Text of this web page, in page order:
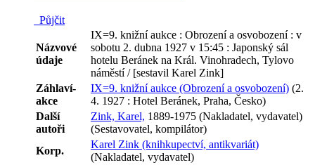
Půjčit
Názvové
údaje
IX=9. knižní aukce : Obrození a osvobození : v
sobotu 2. dubna 1927 v 15:45 : Japonský sál
hotelu Beránek na Král. Vinohradech, Tylovo
náměstí / [sestavil Karel Zink]
Záhlaví-
akce
IX=9. knižní aukce (Obrození a osvobození) (2.
4. 1927 : Hotel Beránek, Praha, Česko)
Další
autoři
Zink, Karel, 1889-1975 (Nakladatel, vydavatel)
(Sestavovatel, kompilátor)
Korp.
Karel Zink (knihkupectví, antikvariát)
(Nakladatel, vydavatel)